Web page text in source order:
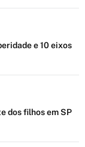
e 10 eixos
dos filhos em SP